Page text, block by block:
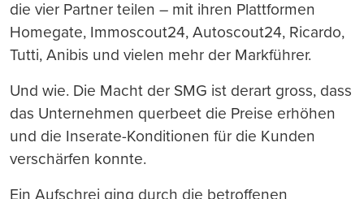
die vier Partner teilen – mit ihren Plattformen
Homegate, Immoscout24, Autoscout24, Ricardo,
Tutti, Anibis und vielen mehr der Markführer.
Und wie. Die Macht der SMG ist derart gross, dass
das Unternehmen querbeet die Preise erhöhen
und die Inserate-Konditionen für die Kunden
verschärfen konnte.
Ein Aufschrei ging durch die betroffenen